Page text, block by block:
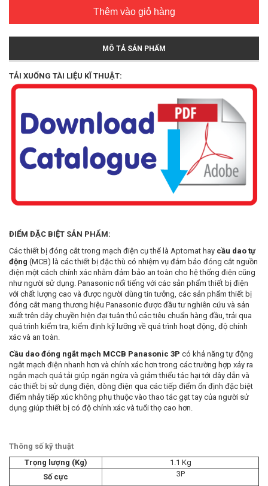
Thêm vào giỏ hàng
MÔ TẢ SẢN PHẨM
TẢI XUỐNG TÀI LIỆU KĨ THUẬT:
ĐIỂM ĐẶC BIỆT SẢN PHẨM:
Các thiết bị đóng cắt trong mạch điện cụ thể là Aptomat hay cầu dao tự
động (MCB) là các thiết bị đặc thù có nhiệm vụ đảm bảo đóng cắt nguồn
điện một cách chính xác nhằm đảm bảo an toàn cho hệ thống điện cũng
như người sử dụng. Panasonic nổi tiếng với các sản phẩm thiết bị điện
với chất lượng cao và được người dùng tin tưởng, các sản phẩm thiết bị
đóng cắt mang thương hiệu Panasonic được đầu tư nghiên cứu và sản
xuất trên dây chuyền hiện đại tuân thủ các tiêu chuẩn hàng đầu, trải qua
quá trình kiểm tra, kiểm định kỹ lưỡng về quá trình hoạt động, độ chính
xác và an toàn.
Cầu dao đóng ngắt mạch MCCB Panasonic 3P có khả năng tự động
ngắt mạch điện nhanh hơn và chính xác hơn trong các trường hợp xảy ra
ngắn mạch quá tải giúp ngăn ngừa và giảm thiểu tác hại tới dây dẫn và
các thiết bị sử dụng điện, dòng điện qua các tiếp điểm ổn định đặc biệt
điểm nhảy tiếp xúc không phụ thuộc vào thao tác gạt tay của người sử
dụng giúp thiết bị có độ chính xác và tuổi thọ cao hơn.
Thông số kỹ thuật
Trọng lượng (Kg)
1.1 Kg
Số cực
3P